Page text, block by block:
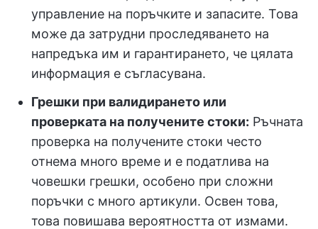
управление на поръчките и запасите. Това
може да затрудни проследяването на
напредъка им и гарантирането, че цялата
информация е съгласувана.
Грешки при валидирането или
проверката на получените стоки: Ръчната
проверка на получените стоки често
отнема много време и е податлива на
човешки грешки, особено при сложни
поръчки с много артикули. Освен това,
това повишава вероятността от измами.